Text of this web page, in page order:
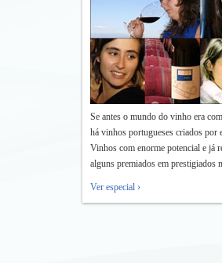
Se antes o mundo do vinho era
há vinhos portugueses criados
Vinhos com enorme potencial e já
alguns premiados em prestigiados
Ver especial ›